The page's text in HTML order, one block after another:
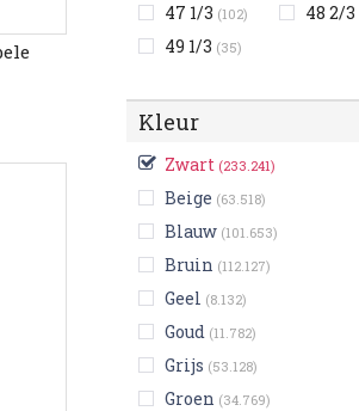
47 1/3 (102) 48 2/3
49 1/3 (35)
Kleur
Zwart (233.241)
Beige (63.518)
Blauw (101.653)
Bruin (112.127)
Geel (8.132)
Goud (11.782)
Grijs (53.128)
Groen (34.769)